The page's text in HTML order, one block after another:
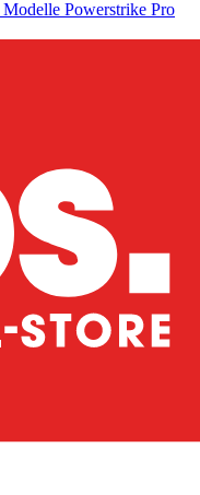
Modelle Powerstrike Pro